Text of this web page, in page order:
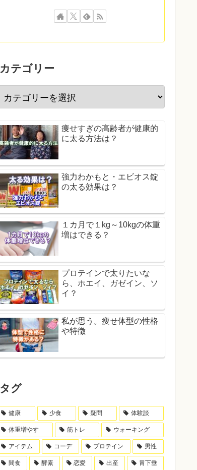
カテゴリー
痩せすぎの高齢者が健康的
に太る方法は？
強力わかもと・エビオス錠
の太る効果は？
１カ月で１kg～10kgの体重
増はできる？
プロテインで太りたいな
ら、ホエイ、ガゼイン、ソ
イ？
私が思う。痩せ体型の性格
や特徴
タグ
健康 少食 疑問 体験談
体重増やす 筋トレ ウォーキング
アイテム コーデ プロテイン 男性
間食 酵素 恋愛 出産 胃下垂